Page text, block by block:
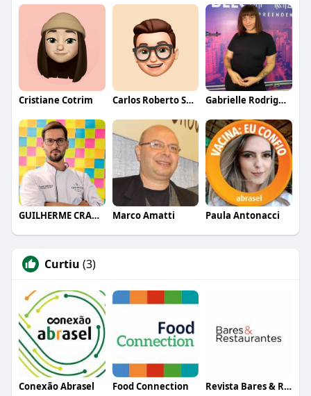
Cristiane Cotrim Carlos Roberto Santana Gabrielle Rodrigues
GUILHERME CRAMER BALLE Marco Amatti Paula Antonacci
Curtiu (3)
Conexão Abrasel Food Connection Revista Bares & Restaurantes